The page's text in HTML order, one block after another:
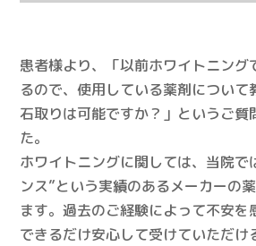
患者様より、「以前ホワイトニング
るので、使用している薬剤について
石取りは可能ですか？」というご質
た。
ホワイトニングに関しては、当院で
ンス”という実績のあるメーカーの
ます。過去のご経験によって不安を
できるだけ安心して受けていただけ